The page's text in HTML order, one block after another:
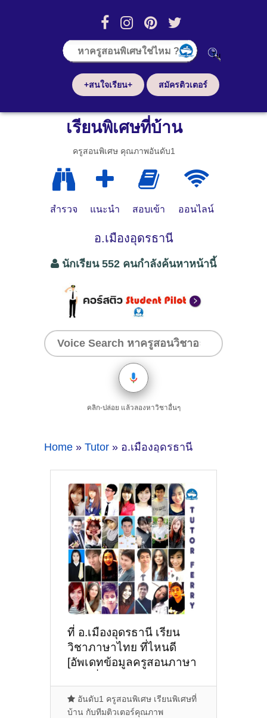
+สนใจเรียน+ สมัครติวเตอร์
เรียนพิเศษที่บ้าน
ครูสอนพิเศษ คุณภาพอันดับ1
สำรวจ แนะนำ สอบเข้า ออนไลน์
อ.เมืองอุดรธานี
นักเรียน 552 คนกำลังค้นหาหน้านี้
คลิก-ปล่อย แล้วลองหาวิชาอื่นๆ
Home » Tutor » อ.เมืองอุดรธานี
ที่ อ.เมืองอุดรธานี เรียน
วิชาภาษาไทย ที่ไหนดี
[อัพเดทข้อมูลครูสอนภาษา
10:37:41]
อันดับ1 ครูสอนพิเศษ เรียนพิเศษที่
บ้าน กับทีมติวเตอร์คุณภาพ